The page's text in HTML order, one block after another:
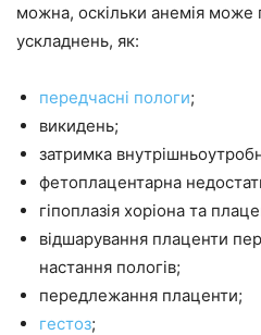
можна, оскільки анемія може
ускладнень, як:
передчасні пологи;
викидень;
затримка
фетоплацентарна
гіпоплазія хоріона та
відшарування плаценти
настання пологів;
передлежання плаценти;
гестоз;